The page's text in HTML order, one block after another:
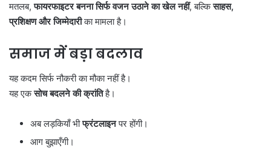
मतलब,फायरफाइटर बनना सिर्फ वजन उठाने का खेल नहीं, बल्किसाहस,
प्रशिक्षण और जिम्मेदारीका मामला है।
समाज में बड़ा बदलाव
यह कदम सिर्फ नौकरी का मौका नहीं है।
यह एकसोच बदलने की क्रांतिहै।
अब लड़कियाँ भीफ्रंटलाइनपर होंगी।
आग बुझाएँगी।